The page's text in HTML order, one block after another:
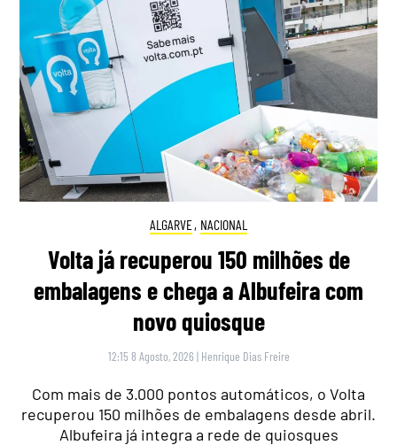
ALGARVE, NACIONAL
Volta já recuperou 150 milhões de
embalagens e chega a Albufeira com
novo quiosque
12:15 8 Agosto, 2026 | Henrique Dias Freire
Com mais de 3.000 pontos automáticos, o Volta
recuperou 150 milhões de embalagens desde abril.
Albufeira já integra a rede de quiosques